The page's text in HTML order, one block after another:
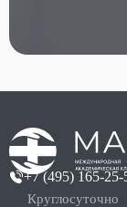
Круглосуточно
+7 (495) 165-25-